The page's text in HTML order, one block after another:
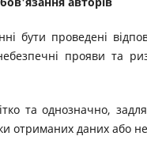
бути проведені
прояви та
та однозначно,
отриманих даних або